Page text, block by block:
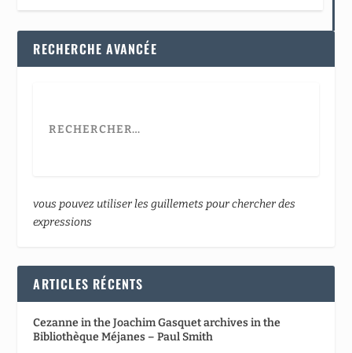
RECHERCHE AVANCÉE
vous pouvez utiliser les guillemets pour chercher des
expressions
ARTICLES RÉCENTS
Cezanne in the Joachim Gasquet archives in the
Bibliothèque Méjanes – Paul Smith